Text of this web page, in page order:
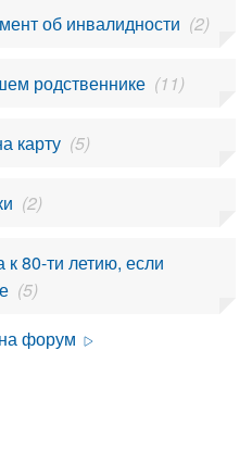
об инвалидности (2)
родственнике (11)
карту (5)
(2)
80-ти летию, если
(5)
форум